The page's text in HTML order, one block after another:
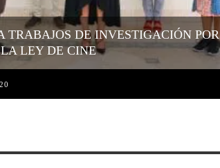
TRABAJOS DE INVESTIGACIÓN POR
LEY DE CINE